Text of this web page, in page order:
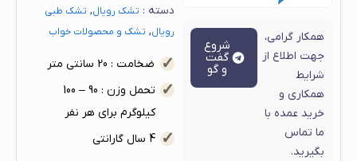
همکار گرامی،
جهت اطلاع از
شرایط
همکاری و
خرید عمده با
ما تماس
بگیرید.
شروع
گفت
و گو
دسته : تشک رویال, تشک طبی
رویال, تشک و محصولات خواب
ضخامت : 20 سانتی متر
تحمل وزن : 90 – 100
کیلوگرم برای هر نفر
4 سال گارانتی